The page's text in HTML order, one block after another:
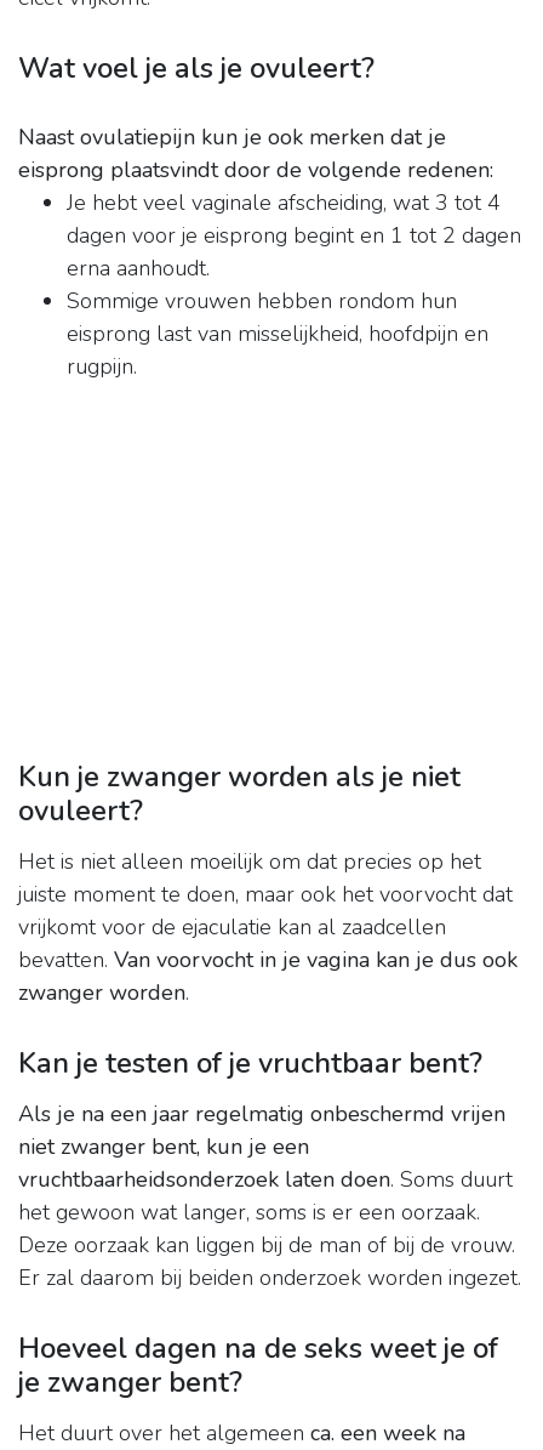
Wat voel je als je ovuleert?
Naast ovulatiepijn kun je ook merken dat je
eisprong plaatsvindt door de volgende redenen:
Je hebt veel vaginale afscheiding, wat 3 tot 4
dagen voor je eisprong begint en 1 tot 2 dagen
erna aanhoudt.
Sommige vrouwen hebben rondom hun
eisprong last van misselijkheid, hoofdpijn en
rugpijn.
Kun je zwanger worden als je niet
ovuleert?
Het is niet alleen moeilijk om dat precies op het
juiste moment te doen, maar ook het voorvocht dat
vrijkomt voor de ejaculatie kan al zaadcellen
bevatten. Van voorvocht in je vagina kan je dus ook
zwanger worden.
Kan je testen of je vruchtbaar bent?
Als je na een jaar regelmatig onbeschermd vrijen
niet zwanger bent, kun je een
vruchtbaarheidsonderzoek laten doen. Soms duurt
het gewoon wat langer, soms is er een oorzaak.
Deze oorzaak kan liggen bij de man of bij de vrouw.
Er zal daarom bij beiden onderzoek worden ingezet.
Hoeveel dagen na de seks weet je of
je zwanger bent?
Het duurt over het algemeen ca. een week na